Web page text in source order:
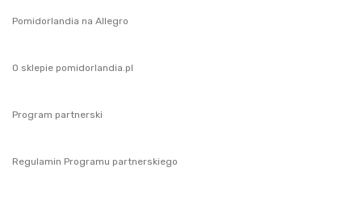
Pomidorlandia na Allegro
O sklepie pomidorlandia.pl
Program partnerski
Regulamin Programu partnerskiego